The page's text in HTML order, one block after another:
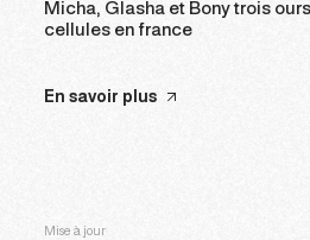
Micha, Glasha et Bony trois
cellules en france
En savoir plus
Mise à jour